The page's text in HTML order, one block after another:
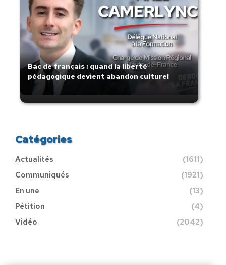
Bac de français : quand la liberté
pédagogique devient abandon culturel
Catégories
Actualités
(1611)
Communiqués
(1921)
En une
(13)
Pétition
(4)
Vidéo
(2042)